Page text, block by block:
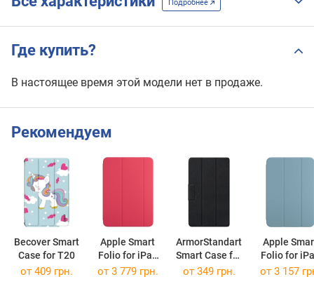
Подробнее
Где купить?
В настоящее время этой модели нет в продаже.
Рекомендуем
Becover Smart
Case for T20
Apple Smart
Folio for iPad
2025
ArmorStandart
Smart Case for
Pad Mini
Apple
Folio for
mini 2024
от 409 грн. от 3 779 грн. от 349 грн. от 3 157